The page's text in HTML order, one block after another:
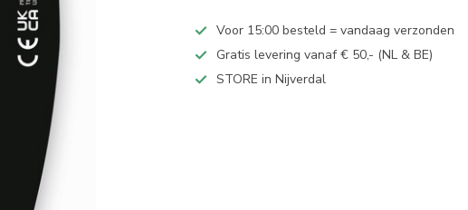
Voor 15:00 besteld = vandaag verzonden
Gratis levering vanaf € 50,- (NL & BE)
STORE in Nijverdal